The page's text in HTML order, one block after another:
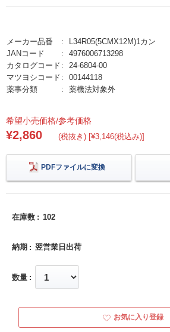
メーカー品番
L34R05(5CMX12M)1カン
JANコード
4976006713298
カタログコード
24-6804-00
マツヨシコード
00144118
薬事分類
薬機法対象外
希望小売価格/参考価格
¥2,860 (税抜き) [¥3,146(税込み)]
PDFファイルに変換
在庫数 102
納期 翌営業日出荷
数量
お気に入り登録